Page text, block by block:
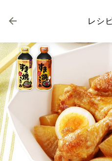
レシ